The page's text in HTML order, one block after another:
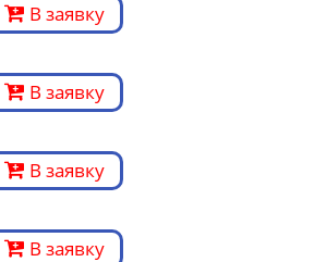
В заявку
В заявку
В заявку
В заявку